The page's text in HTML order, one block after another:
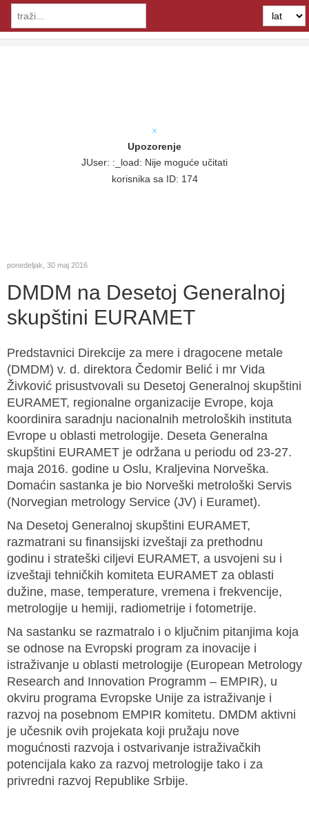
×
Upozorenje
JUser: :_load: Nije moguće učitati
korisnika sa ID: 174
ponedeljak, 30 maj 2016
DMDM na Desetoj Generalnoj
skupštini EURAMET
Predstavnici Direkcije za mere i dragocene metale
(DMDM) v. d. direktora Čedomir Belić i mr Vida
Živković prisustvovali su Desetoj Generalnoj skupštini
EURAMET, regionalne organizacije Evrope, koja
koordinira saradnju nacionalnih metroloških instituta
Evrope u oblasti metrologije. Deseta Generalna
skupštini EURAMET je održana u periodu od 23-27.
maja 2016. godine u Oslu, Kraljevina Norveška.
Domaćin sastanka je bio Norveški metrološki Servis
(Norvegian metrology Service (JV) i Euramet).
Na Desetoj Generalnoj skupštini EURAMET,
razmatrani su finansijski izveštaji za prethodnu
godinu i strateški ciljevi EURAMET, a usvojeni su i
izveštaji tehničkih komiteta EURAMET za oblasti
dužine, mase, temperature, vremena i frekvencije,
metrologije u hemiji, radiometrije i fotometrije.
Na sastanku se razmatralo i o ključnim pitanjima koja
se odnose na Evropski program za inovacije i
istraživanje u oblasti metrologije (European Metrology
Research and Innovation Programm – EMPIR), u
okviru programa Evropske Unije za istraživanje i
razvoj na posebnom EMPIR komitetu. DMDM aktivni
je učesnik ovih projekata koji pružaju nove
mogućnosti razvoja i ostvarivanje istraživačkih
potencijala kako za razvoj metrologije tako i za
privredni razvoj Republike Srbije.